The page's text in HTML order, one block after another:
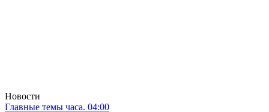
Новости
Главные темы часа. 04:00